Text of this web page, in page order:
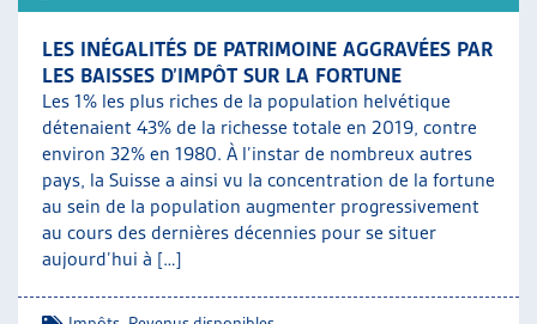
LES INÉGALITÉS DE PATRIMOINE AGGRAVÉES PAR
LES BAISSES D’IMPÔT SUR LA FORTUNE
Les 1% les plus riches de la population helvétique
détenaient 43% de la richesse totale en 2019, contre
environ 32% en 1980. À l’instar de nombreux autres
pays, la Suisse a ainsi vu la concentration de la fortune
au sein de la population augmenter progressivement
au cours des dernières décennies pour se situer
aujourd’hui à […]